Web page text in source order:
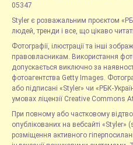
05347
Styler є розважальним проєктом
людей, тренди і все, що цікаво
Фотографії, ілюстрації та інші
правовласникам. Використання
допускається виключно за
фотоагентства Getty Images.
або підписані «Styler» чи «РБК-
умовах ліцензії Creative Commons
При повному або частковому
опублікованих на вебсайті
розміщення активного